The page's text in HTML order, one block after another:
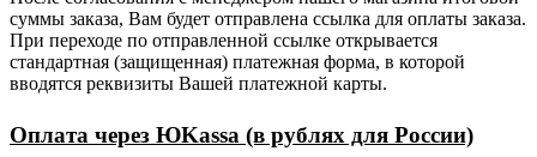
суммы заказа, Вам будет отправлена ссылка для оплаты заказа.
При переходе по отправленной ссылке открывается
стандартная (защищенная) платежная форма, в которой
вводятся реквизиты Вашей платежной карты.
Оплата через ЮKassa (в рублях для России)